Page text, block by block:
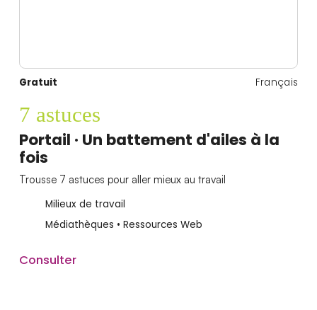
Gratuit Français
7 astuces
Portail · Un battement d'ailes à la
fois
Trousse 7 astuces pour aller mieux au travail
Milieux de travail
Médiathèques • Ressources Web
Consulter